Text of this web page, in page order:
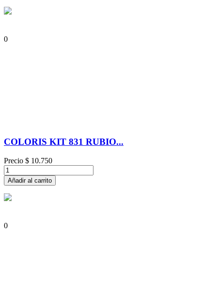
0
COLORIS KIT 831 RUBIO...
Precio $ 10.750
Añadir al carrito
0